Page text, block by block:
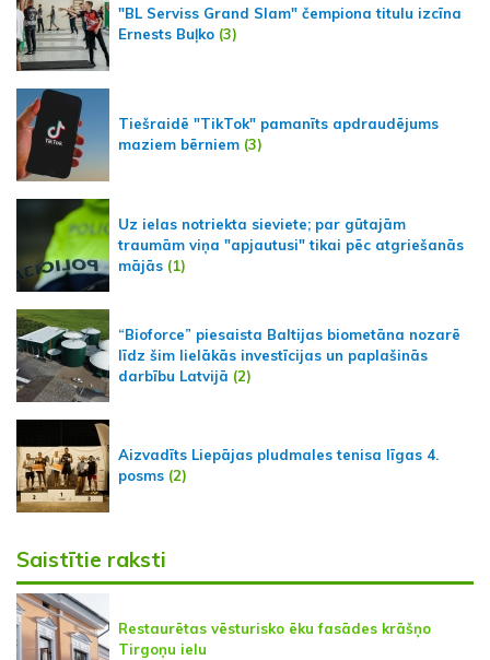
"BL Serviss Grand Slam" čempiona titulu izcīna
Ernests Buļko (3)
Tiešraidē "TikTok" pamanīts apdraudējums
maziem bērniem (3)
Uz ielas notriekta sieviete; par gūtajām
traumām viņa "apjautusi" tikai pēc atgriešanās
mājās (1)
“Bioforce” piesaista Baltijas biometāna nozarē
līdz šim lielākās investīcijas un paplašinās
darbību Latvijā (2)
Aizvadīts Liepājas pludmales tenisa līgas 4.
posms (2)
Saistītie raksti
Restaurētas vēsturisko ēku fasādes krāšņo
Tirgoņu ielu